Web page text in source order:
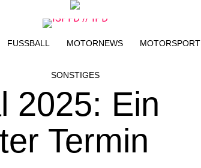
FUSSBALL MOTORNEWS MOTORSPORT
SONSTIGES
2025: Ein
Termin